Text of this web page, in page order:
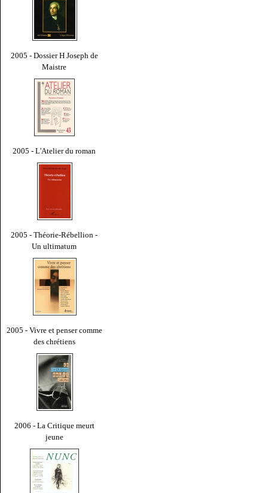
2005 - Dossier H Joseph de
Maistre
2005 - L'Atelier du roman
2005 - Théorie-Rébellion -
Un ultimatum
2005 - Vivre et penser comme
des chrétiens
2006 - La Critique meurt
jeune